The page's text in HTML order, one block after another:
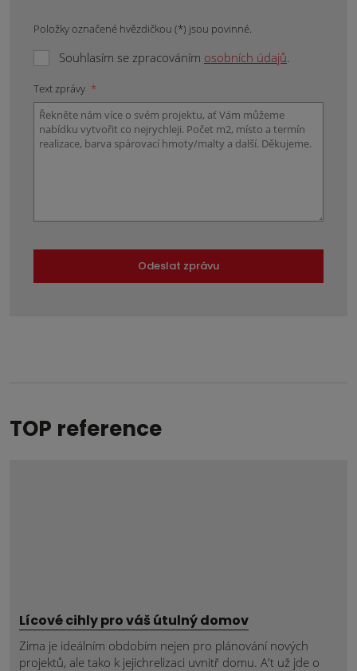
Položky označené hvězdičkou (*) jsou povinné.
Souhlasím se zpracováním osobních údajů.
Text zprávy *
Odeslat zprávu
TOP reference
Lícové cihly pro váš útulný domov
Zima je ideálním obdobím nejen pro plánování nových
projektů, ale tako k jejichrelizaci uvnitř domu. A't už jde o